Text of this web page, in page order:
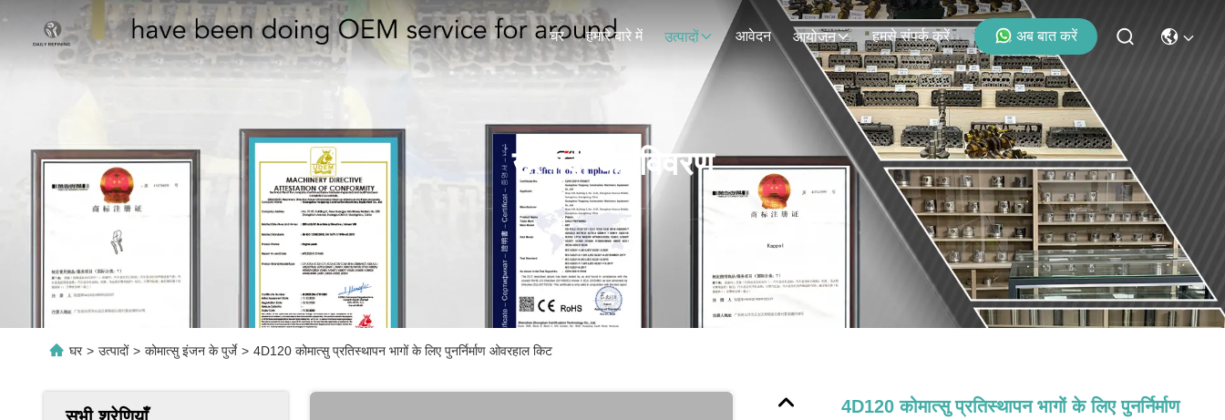
घर हमारे बारे में उत्पादों आवेदन आयोजन हमसे संपर्क करें अब बात करें
उत्पादों का विवरण
घर > उत्पादों > कोमात्सु इंजन के पुर्जे > 4D120 कोमात्सु प्रतिस्थापन भागों के लिए पुनर्निर्माण ओवरहाल किट
4D120 कोमात्सु प्रतिस्थापन भागों के लिए पुनर्निर्माण